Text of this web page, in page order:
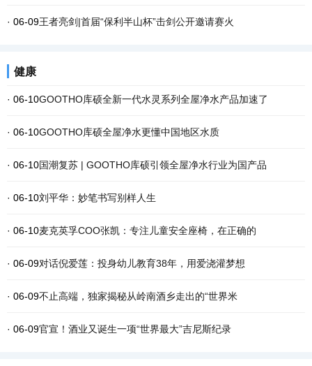
· 06-09王者亮剑|首届“保利半山杯”击剑公开邀请赛火
健康
· 06-10GOOTHO库硕全新一代水灵系列全屋净水产品加速了
· 06-10GOOTHO库硕全屋净水更懂中国地区水质
· 06-10国潮复苏 | GOOTHO库硕引领全屋净水行业为国产品
· 06-10刘平华：妙笔书写别样人生
· 06-10麦克英孚COO张凯：专注儿童安全座椅，在正确的
· 06-09对话倪爱莲：投身幼儿教育38年，用爱浇灌梦想
· 06-09不止高端，独家揭秘从岭南酒乡走出的“世界米
· 06-09官宣！酒业又诞生一项“世界最大”吉尼斯纪录